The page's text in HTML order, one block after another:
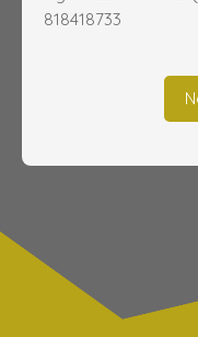
818418733